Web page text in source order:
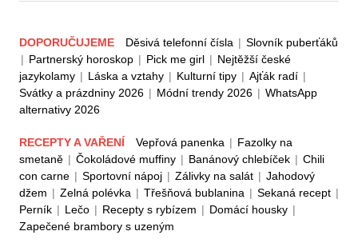
DOPORUČUJEME Děsivá telefonní čísla | Slovník puberťáků
| Partnerský horoskop | Pick me girl | Nejtěžší české
jazykolamy | Láska a vztahy | Kulturní tipy | Ajťák radí |
Svátky a prázdniny 2026 | Módní trendy 2026 | WhatsApp
alternativy 2026
RECEPTY A VAŘENÍ Vepřová panenka | Fazolky na
smetaně | Čokoládové muffiny | Banánový chlebíček | Chili
con carne | Sportovní nápoj | Zálivky na salát | Jahodový
džem | Zelná polévka | Třešňová bublanina | Sekaná recept |
Perník | Lečo | Recepty s rybízem | Domácí housky |
Zapečené brambory s uzeným